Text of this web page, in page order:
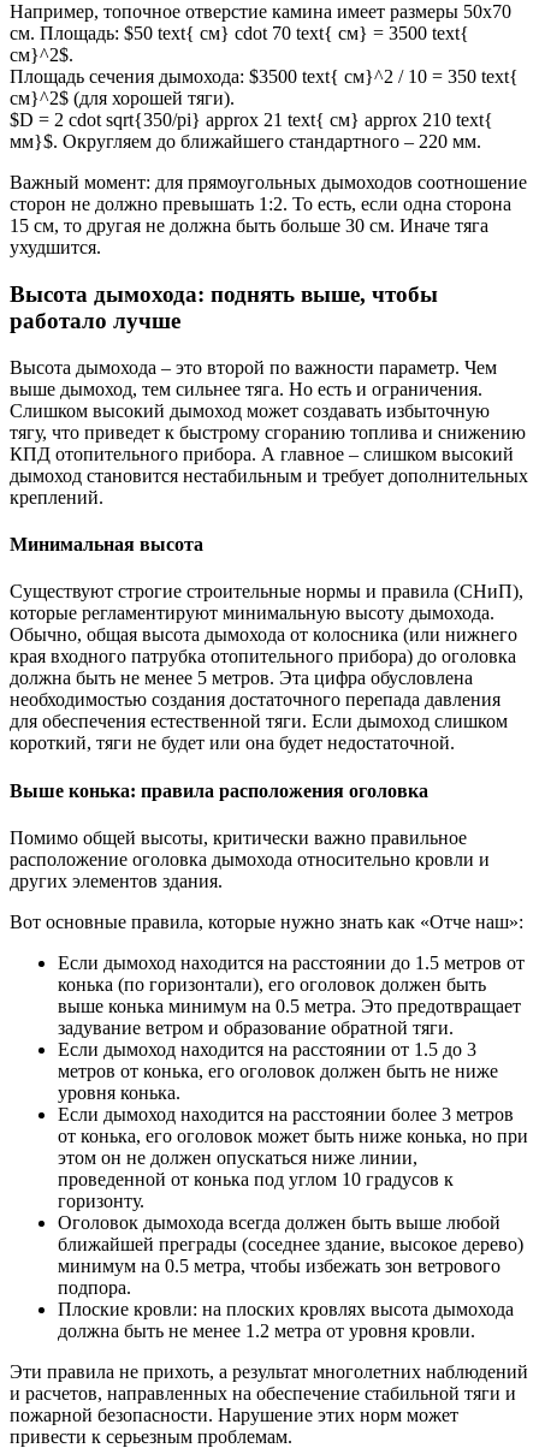
Например, топочное отверстие камина имеет размеры 50х70
см. Площадь: $50 text{ см} cdot 70 text{ см} = 3500 text{
см}^2$.
Площадь сечения дымохода: $3500 text{ см}^2 / 10 = 350 text{
см}^2$ (для хорошей тяги).
$D = 2 cdot sqrt{350/pi} approx 21 text{ см} approx 210 text{
мм}$. Округляем до ближайшего стандартного – 220 мм.
Важный момент: для прямоугольных дымоходов соотношение
сторон не должно превышать 1:2. То есть, если одна сторона
15 см, то другая не должна быть больше 30 см. Иначе тяга
ухудшится.
Высота дымохода: поднять выше, чтобы
работало лучше
Высота дымохода – это второй по важности параметр. Чем
выше дымоход, тем сильнее тяга. Но есть и ограничения.
Слишком высокий дымоход может создавать избыточную
тягу, что приведет к быстрому сгоранию топлива и снижению
КПД отопительного прибора. А главное – слишком высокий
дымоход становится нестабильным и требует дополнительных
креплений.
Минимальная высота
Существуют строгие строительные нормы и правила (СНиП),
которые регламентируют минимальную высоту дымохода.
Обычно, общая высота дымохода от колосника (или нижнего
края входного патрубка отопительного прибора) до оголовка
должна быть не менее 5 метров. Эта цифра обусловлена
необходимостью создания достаточного перепада давления
для обеспечения естественной тяги. Если дымоход слишком
короткий, тяги не будет или она будет недостаточной.
Выше конька: правила расположения оголовка
Помимо общей высоты, критически важно правильное
расположение оголовка дымохода относительно кровли и
других элементов здания.
Вот основные правила, которые нужно знать как «Отче наш»:
Если дымоход находится на расстоянии до 1.5 метров от
конька (по горизонтали), его оголовок должен быть
выше конька минимум на 0.5 метра. Это предотвращает
задувание ветром и образование обратной тяги.
Если дымоход находится на расстоянии от 1.5 до 3
метров от конька, его оголовок должен быть не ниже
уровня конька.
Если дымоход находится на расстоянии более 3 метров
от конька, его оголовок может быть ниже конька, но при
этом он не должен опускаться ниже линии,
проведенной от конька под углом 10 градусов к
горизонту.
Оголовок дымохода всегда должен быть выше любой
ближайшей преграды (соседнее здание, высокое дерево)
минимум на 0.5 метра, чтобы избежать зон ветрового
подпора.
Плоские кровли: на плоских кровлях высота дымохода
должна быть не менее 1.2 метра от уровня кровли.
Эти правила не прихоть, а результат многолетних наблюдений
и расчетов, направленных на обеспечение стабильной тяги и
пожарной безопасности. Нарушение этих норм может
привести к серьезным проблемам.